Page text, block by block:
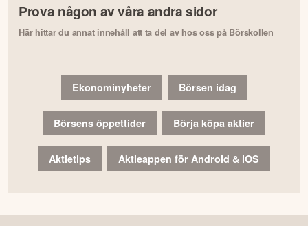
Prova någon av våra andra sidor
Här hittar du annat innehåll att ta del av hos oss på Börskollen
Ekonominyheter Börsen idag
Börsens öppettider Börja köpa aktier
Aktietips Aktieappen för Android & iOS